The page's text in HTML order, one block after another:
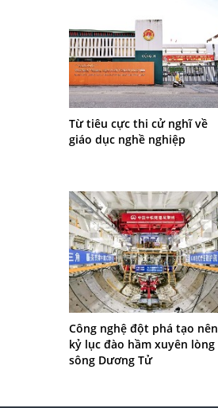
Từ tiêu cực thi cử nghĩ về
giáo dục nghề nghiệp
Công nghệ đột phá tạo nên
kỷ lục đào hầm xuyên lòng
sông Dương Tử